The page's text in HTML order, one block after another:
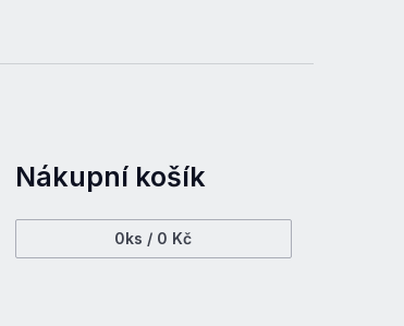
Nákupní košík
0ks / 0 Kč